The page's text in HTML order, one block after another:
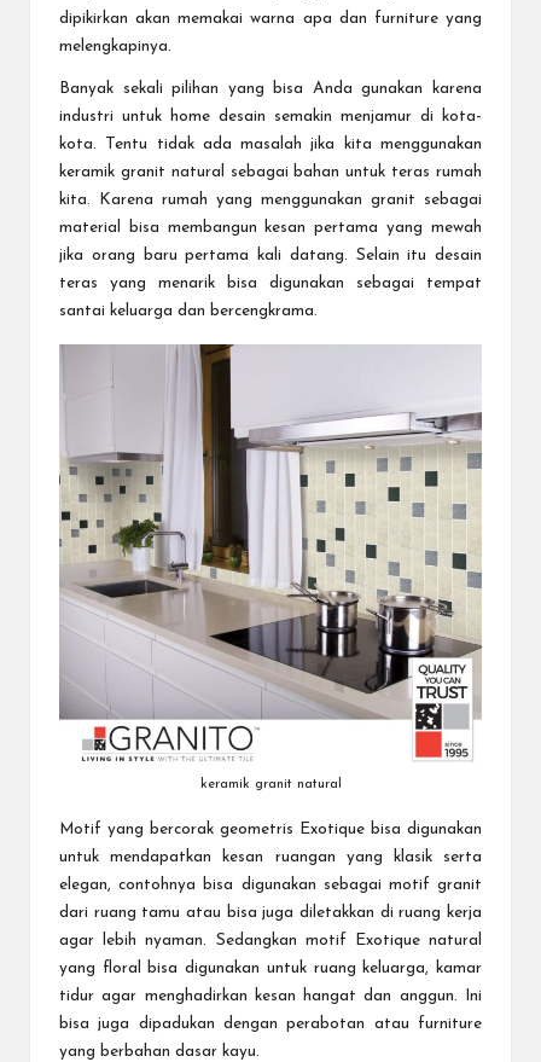
dipikirkan akan memakai warna apa dan furniture yang
melengkapinya.
Banyak sekali pilihan yang bisa Anda gunakan karena
industri untuk home desain semakin menjamur di kota-
kota. Tentu tidak ada masalah jika kita menggunakan
keramik granit natural sebagai bahan untuk teras rumah
kita. Karena rumah yang menggunakan granit sebagai
material bisa membangun kesan pertama yang mewah
jika orang baru pertama kali datang. Selain itu desain
teras yang menarik bisa digunakan sebagai tempat
santai keluarga dan bercengkrama.
keramik granit natural
Motif yang bercorak geometris Exotique bisa digunakan
untuk mendapatkan kesan ruangan yang klasik serta
elegan, contohnya bisa digunakan sebagai motif granit
dari ruang tamu atau bisa juga diletakkan di ruang kerja
agar lebih nyaman. Sedangkan motif Exotique natural
yang floral bisa digunakan untuk ruang keluarga, kamar
tidur agar menghadirkan kesan hangat dan anggun. Ini
bisa juga dipadukan dengan perabotan atau furniture
yang berbahan dasar kayu.